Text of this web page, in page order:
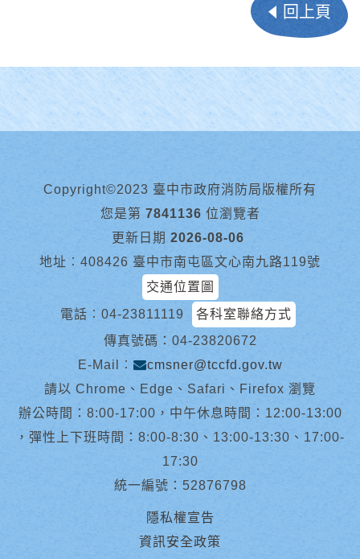
回上頁
Copyright©2023 臺中市政府消防局版權所有
您是第 7841136 位瀏覽者
更新日期 2026-08-06
地址︰408426 臺中市南屯區文心南九路119號
交通位置圖
電話︰ 04-23811119
各科室聯絡方式
傳真號碼：04-23820672
E-Mail︰
cmsner@tccfd.gov.tw
請以 Chrome、Edge、Safari、Firefox 瀏覽
辦公時間：8:00-17:00，中午休息時間：12:00-13:00
，彈性上下班時間：8:00-8:30、13:00-13:30、17:00-
17:30
統一編號：52876798
隱私權宣告
資訊安全政策